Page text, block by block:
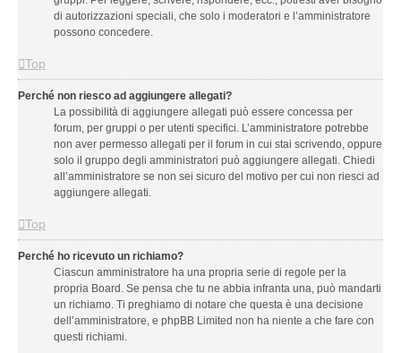
di autorizzazioni speciali, che solo i moderatori e l’amministratore
possono concedere.
Top
Perché non riesco ad aggiungere allegati?
La possibilità di aggiungere allegati può essere concessa per
forum, per gruppi o per utenti specifici. L’amministratore potrebbe
non aver permesso allegati per il forum in cui stai scrivendo, oppure
solo il gruppo degli amministratori può aggiungere allegati. Chiedi
all’amministratore se non sei sicuro del motivo per cui non riesci ad
aggiungere allegati.
Top
Perché ho ricevuto un richiamo?
Ciascun amministratore ha una propria serie di regole per la
propria Board. Se pensa che tu ne abbia infranta una, può mandarti
un richiamo. Ti preghiamo di notare che questa è una decisione
dell’amministratore, e phpBB Limited non ha niente a che fare con
questi richiami.